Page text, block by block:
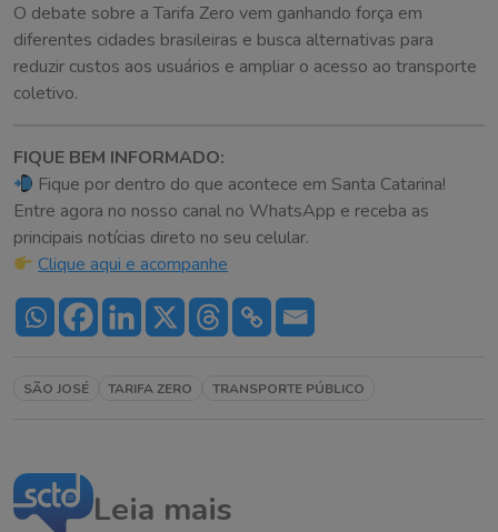
O debate sobre a Tarifa Zero vem ganhando força em
diferentes cidades brasileiras e busca alternativas para
reduzir custos aos usuários e ampliar o acesso ao transporte
coletivo.
FIQUE BEM INFORMADO:
Fique por dentro do que acontece em Santa Catarina!
Entre agora no nosso canal no WhatsApp e receba as
principais notícias direto no seu celular.
Clique aqui e acompanhe
SÃO JOSÉ TARIFA ZERO TRANSPORTE PÚBLICO
Leia mais